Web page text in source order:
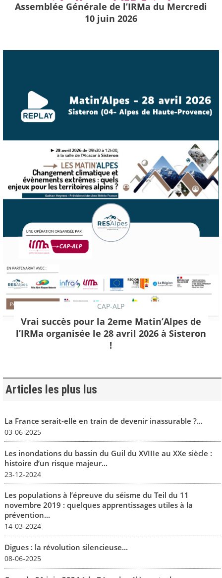
Assemblée Générale de l’IRMa du Mercredi
10 juin 2026
CAP-ALP
Vrai succès pour la 2eme Matin’Alpes de
l’IRMa organisée le 28 avril 2026 à Sisteron
!
Articles les plus lus
La France serait-elle en train de devenir inassurable ?...
03-06-2025
Les inondations du bassin du Guil du XVIIIe au XXe siècle :
histoire d’un risque majeur...
23-12-2024
Les populations à l’épreuve du séisme du Teil du 11
novembre 2019 : quelques apprentissages utiles à la
prévention...
14-03-2024
Digues : la révolution silencieuse...
08-06-2025